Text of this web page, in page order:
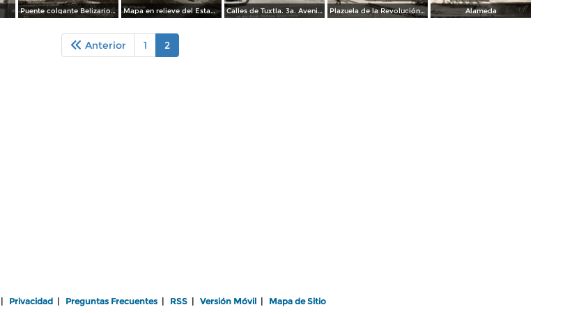
Puente colgante Belizario Domínguez Mapa en relieve del Estado de Chiapas Calles de Tuxtla. 3a. Avenida Sur Plazuela de la Revolución y Casa del Pueblo Alameda
Anterior 1 2
Privacidad Preguntas Frecuentes RSS Versión Móvil Mapa de Sitio